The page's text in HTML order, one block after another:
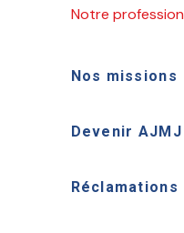
Notre profession
Nos missions
Devenir AJMJ
Réclamations